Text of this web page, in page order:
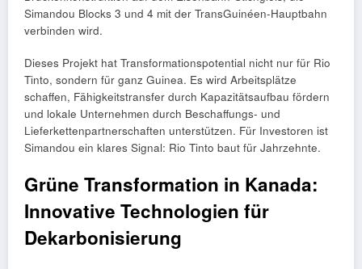
Simandou Blocks 3 und 4 mit der TransGuinéen-Hauptbahn
verbinden wird.
Dieses Projekt hat Transformationspotential nicht nur für Rio
Tinto, sondern für ganz Guinea. Es wird Arbeitsplätze
schaffen, Fähigkeitstransfer durch Kapazitätsaufbau fördern
und lokale Unternehmen durch Beschaffungs- und
Lieferkettenpartnerschaften unterstützen. Für Investoren ist
Simandou ein klares Signal: Rio Tinto baut für Jahrzehnte.
Grüne Transformation in Kanada:
Innovative Technologien für
Dekarbonisierung